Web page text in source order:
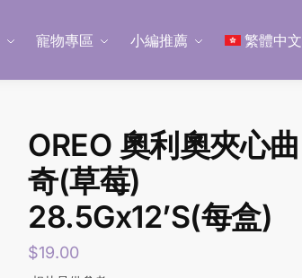
寵物專區 小編推薦 繁體中文
OREO 奧利奧夾心曲
奇(草莓)
28.5Gx12’S(每盒)
$19.00